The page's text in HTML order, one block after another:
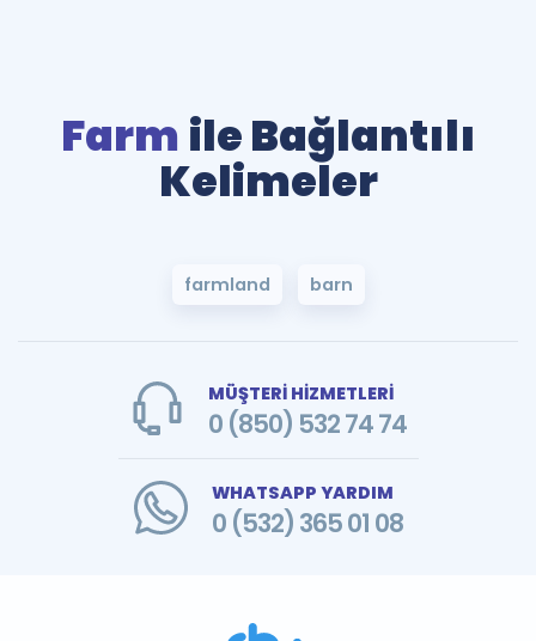
Farm ile Bağlantılı
Kelimeler
farmland barn
MÜŞTERİ HİZMETLERİ
0 (850) 532 74 74
WHATSAPP YARDIM
0 (532) 365 01 08